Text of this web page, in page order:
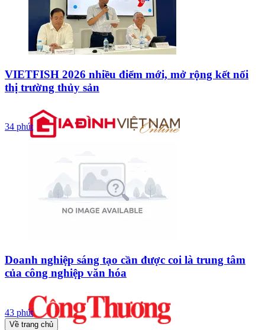
VIETFISH 2026 nhiều điểm mới, mở rộng kết nối
thị trường thủy sản
34 phút
Doanh nghiệp sáng tạo cần được coi là trung tâm
của công nghiệp văn hóa
43 phút
Về trang chủ